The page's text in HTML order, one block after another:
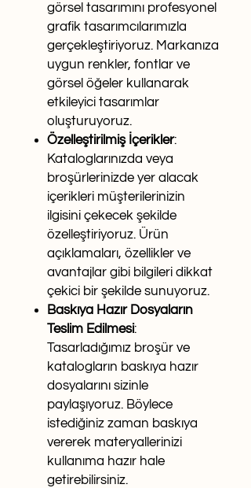
görsel tasarımını profesyonel
grafik tasarımcılarımızla
gerçekleştiriyoruz. Markanıza
uygun renkler, fontlar ve
görsel öğeler kullanarak
etkileyici tasarımlar
oluşturuyoruz.
Özelleştirilmiş İçerikler:
Kataloglarınızda veya
broşürlerinizde yer alacak
içerikleri müşterilerinizin
ilgisini çekecek şekilde
özelleştiriyoruz. Ürün
açıklamaları, özellikler ve
avantajlar gibi bilgileri dikkat
çekici bir şekilde sunuyoruz.
Baskıya Hazır Dosyaların
Teslim Edilmesi:
Tasarladığımız broşür ve
katalogların baskıya hazır
dosyalarını sizinle
paylaşıyoruz. Böylece
istediğiniz zaman baskıya
vererek materyallerinizi
kullanıma hazır hale
getirebilirsiniz.